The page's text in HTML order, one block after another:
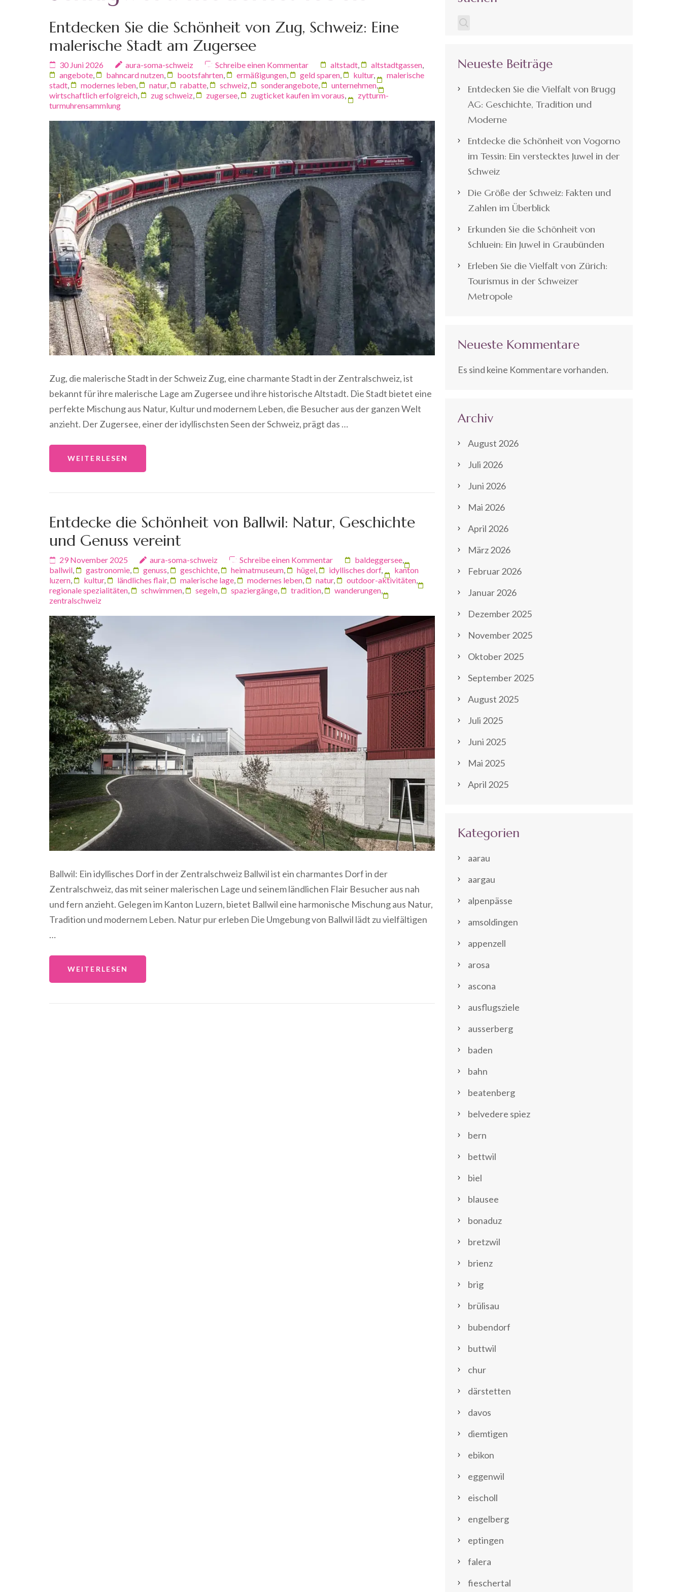
Entdecken Sie die Schönheit von Zug, Schweiz: Eine
malerische Stadt am Zugersee
30 Juni 2026 aura-soma-schweiz Schreibe einen Kommentar altstadt altstadtgassen
angebote
bahncard nutzen bootsfahrten ermäßigungen geld sparen kultur,
malerische
stadt
modernes leben natur, rabatte schweiz sonderangebote unternehmen,
wirtschaftlich erfolgreich
zug schweiz zugersee zugticket kaufen im voraus
zytturm-
turmuhrensammlung
Zug, die malerische Stadt in der Schweiz Zug, eine charmante Stadt in der Zentralschweiz, ist
bekannt für ihre malerische Lage am Zugersee und ihre historische Altstadt. Die Stadt bietet eine
perfekte Mischung aus Natur, Kultur und modernem Leben, die Besucher aus der ganzen Welt
anzieht. Der Zugersee, einer der idyllischsten Seen der Schweiz, prägt das …
WEITERLESEN
Entdecke die Schönheit von Ballwil: Natur, Geschichte
und Genuss vereint
29 November 2025 aura-soma-schweiz Schreibe einen Kommentar baldeggersee,
ballwil, gastronomie, genuss, geschichte, heimatmuseum, hügel, idyllisches dorf,
kanton
luzern, kultur, ländliches flair, malerische lage, modernes leben, natur, outdoor-aktivitäten,
regionale spezialitäten, schwimmen, segeln, spaziergänge, tradition, wanderungen,
zentralschweiz
Ballwil: Ein idyllisches Dorf in der Zentralschweiz Ballwil ist ein charmantes Dorf in der
Zentralschweiz, das mit seiner malerischen Lage und seinem ländlichen Flair Besucher aus nah
und fern anzieht. Gelegen im Kanton Luzern, bietet Ballwil eine harmonische Mischung aus Natur,
Tradition und modernem Leben. Natur pur erleben Die Umgebung von Ballwil lädt zu vielfältigen
…
WEITERLESEN
Neueste Beiträge
Entdecken Sie die Vielfalt von Brugg
AG: Geschichte, Tradition und
Moderne
Entdecke die Schönheit von Vogorno
im Tessin: Ein verstecktes Juwel in der
Schweiz
Die Größe der Schweiz: Fakten und
Zahlen im Überblick
Erkunden Sie die Schönheit von
Schluein: Ein Juwel in Graubünden
Erleben Sie die Vielfalt von Zürich:
Tourismus in der Schweizer
Metropole
Neueste Kommentare
Es sind keine Kommentare vorhanden.
Archiv
August 2026
Juli 2026
Juni 2026
Mai 2026
April 2026
März 2026
Februar 2026
Januar 2026
Dezember 2025
November 2025
Oktober 2025
September 2025
August 2025
Juli 2025
Juni 2025
Mai 2025
April 2025
Kategorien
aarau
aargau
alpenpässe
amsoldingen
appenzell
arosa
ascona
ausflugsziele
ausserberg
baden
bahn
beatenberg
belvedere spiez
bern
bettwil
biel
blausee
bonaduz
bretzwil
brienz
brig
brülisau
bubendorf
buttwil
chur
därstetten
davos
diemtigen
ebikon
eggenwil
eischoll
engelberg
eptingen
falera
fieschertal